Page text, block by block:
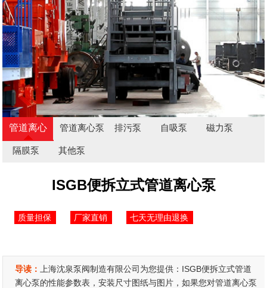
管道离心
泵
管道离心泵 排污泵 自吸泵 磁力泵
隔膜泵 其他泵
ISGB便拆立式管道离心泵
质量担保 厂家直销 七天无理由退换
导读：
上海沈泉泵阀制造有限公司为您提供：ISGB便拆立式管道
离心泵的性能参数表，安装尺寸图纸与图片，如果您对管道离心泵